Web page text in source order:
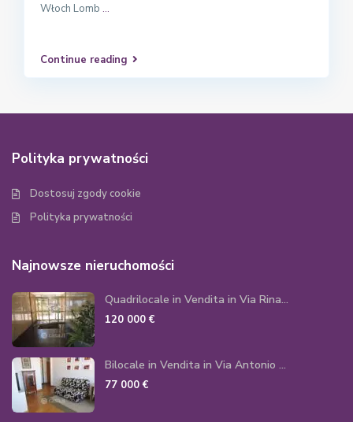
Włoch Lomb ...
Continue reading
Polityka prywatności
Dostosuj zgody cookie
Polityka prywatności
Najnowsze nieruchomości
Quadrilocale in Vendita in Via Rina...
120 000 €
Bilocale in Vendita in Via Antonio ...
77 000 €